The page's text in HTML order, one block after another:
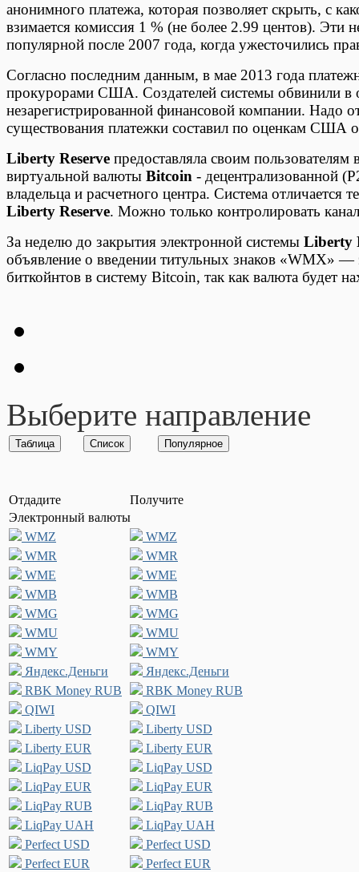
анонимного платежа, которая позволяет скрыть, с
взимается комиссия 1 % (не более 2.99 центов). Эти
популярной после 2007 года, когда ужесточились
Согласно последним данным, в мае 2013 года
прокурорами США. Создателей системы обвинили в
незарегистрированной финансовой компании. Надо
существования платежки составил по оценкам США
Liberty Reserve предоставляла своим
виртуальной валюты Bitcoin - децентрализованной
владельца и расчетного центра. Система
Liberty Reserve. Можно только контролировать
За неделю до закрытия электронной системы Liberty
объявление о введении титульных знаков «WMX»
биткойнтов в систему Bitcoin, так как валюта будет
Выберите направление
Отдадите
Получите
Электронный валюты
WMZ
WMZ
WMR
WMR
WME
WME
WMB
WMB
WMG
WMG
WMU
WMU
WMY
WMY
Яндекс.Деньги
Яндекс.Деньги
RBK Money RUB
RBK Money RUB
QIWI
QIWI
Liberty USD
Liberty USD
Liberty EUR
Liberty EUR
LiqPay USD
LiqPay USD
LiqPay EUR
LiqPay EUR
LiqPay RUB
LiqPay RUB
LiqPay UAH
LiqPay UAH
Perfect USD
Perfect USD
Perfect EUR
Perfect EUR